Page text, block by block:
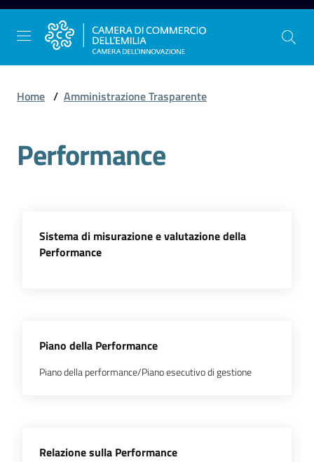
Vai al contenuto
Vai alla navigazione
Vai al footer
La
Camera
Gestire
l'impresa
territorio
l'Impresa
Home / Amministrazione Trasparente
Performance
Sistema di misurazione e valutazione della
Performance
Piano della Performance
Piano della performance/Piano esecutivo di gestione
Relazione sulla Performance